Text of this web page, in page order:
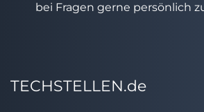
bei Fragen gerne persönlich
TECHSTELLEN.de